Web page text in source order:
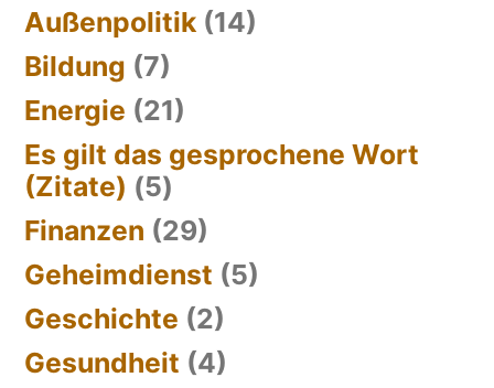
Außenpolitik (14)
Bildung (7)
Energie (21)
Es gilt das gesprochene Wort
(Zitate) (5)
Finanzen (29)
Geheimdienst (5)
Geschichte (2)
Gesundheit (4)